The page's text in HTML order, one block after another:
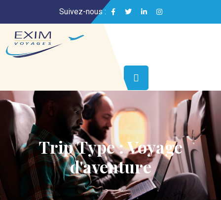
Suivez-nous :
Trip Type :Voyage
d'aventure